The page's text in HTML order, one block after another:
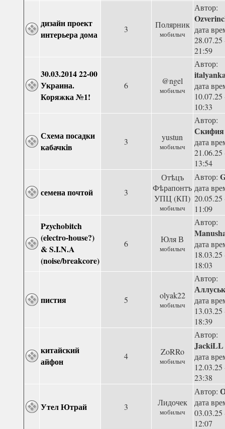
дизайн проект
интерьера дома
3 Полярник
мобилыч
Автор:
дата
28.07.25
21:59
30.03.2014 22-00
Украина.
Коряжка №1!
6 @ngel
мобилыч
Автор:
дата
10.07.25
10:33
Схема посадки
кабачків
3 yustun
мобилыч
Автор:
Скифия
дата
21.06.25
13:54
семена почтой 3
Отѣцъ
Фѣрапонтъ
УПЦ (КП)
мобилыч
Автор:
дата
20.05.25
11:09
Pzychobitch
(electro-house?)
& S.I.N.A
(noise/breakcore)
6 Юля В
мобилыч
Автор:
дата
18.03.25
18:03
пистия 5 olyak22
мобилыч
Автор:
дата
13.03.25
18:39
китайский
айфон
4 ZoRRo
мобилыч
Автор:
JackiLL
дата
12.03.25
23:38
Утел Ютрай 3 Лидочек
мобилыч
Автор:
дата
03.03.25
12:07